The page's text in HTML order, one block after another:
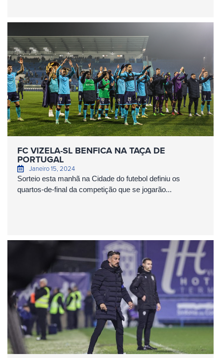
FC VIZELA-SL BENFICA NA TAÇA DE
PORTUGAL
Janeiro 15, 2024
Sorteio esta manhã na Cidade do futebol definiu os
quartos-de-final da competição que se jogarão...